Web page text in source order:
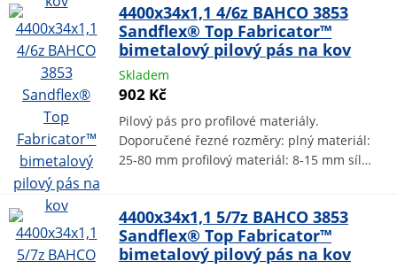
4400x34x1,1 4/6z BAHCO 3853
Sandflex® Top Fabricator™
bimetalový pilový pás na kov
Skladem
902 Kč
Pilový pás pro profilové materiály.
Doporučené řezné rozměry: plný materiál:
25-80 mm profilový materiál: 8-15 mm síl…
4400x34x1,1 5/7z BAHCO 3853
Sandflex® Top Fabricator™
bimetalový pilový pás na kov